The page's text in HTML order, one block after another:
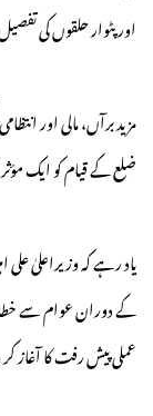
اور پٹوار حلقوں کی
مزید برآں، مالی اور
ضلع کے قیام کو ایک
کے دوران عوام سے
عملی پیش رفت کا آغاز